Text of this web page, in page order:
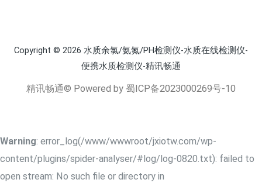
Copyright © 2026 水质余氯/氨氮/PH检测仪-水质在线检测仪-
便携水质检测仪-精讯畅通
精讯畅通© Powered by 蜀ICP备2023000269号-10
Warning: error_log(/www/wwwroot/jxiotw.com/wp-
content/plugins/spider-analyser/#log/log-0820.txt): failed to
open stream: No such file or directory in